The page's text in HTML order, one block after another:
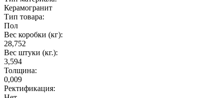
Керамогранит
Тип товара:
Пол
Вес коробки (кг):
28,752
Вес штуки (кг.):
3,594
Толщина:
0,009
Ректификация: